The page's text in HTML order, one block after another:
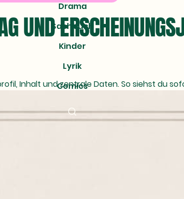
Drama
Sachbuch
Kinder
Lyrik
Comics
UND
Inhalt und zentrale Daten. So siehst du